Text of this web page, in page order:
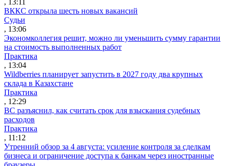
ВККС открыла шесть новых вакансий
Судьи
, 13:06
Экономколлегия решит, можно ли уменьшить сумму гарантии
на стоимость выполненных работ
Практика
, 13:04
Wildberries планирует запустить в 2027 году два крупных
склада в Казахстане
Практика
, 12:29
ВС разъяснил, как считать срок для взыскания судебных
расходов
Практика
, 11:12
Утренний обзор за 4 августа: усиление контроля за сделкам
бизнеса и ограничение доступа к банкам через иностранные